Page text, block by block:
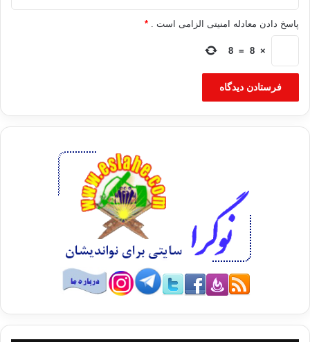
اخوان المسلمین
سینما
پاسخ دادن معادله امنیتی الزامی است . *
×
8
=
8